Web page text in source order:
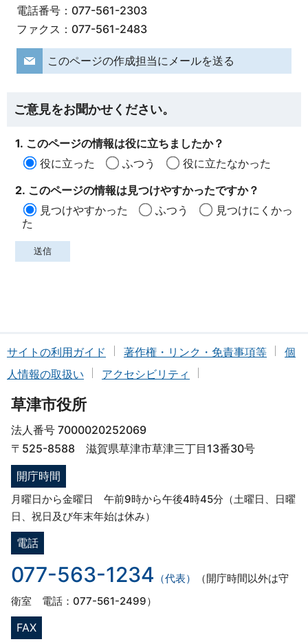
電話番号：077-561-2303
ファクス：077-561-2483
このページの作成担当にメールを送る
ご意見をお聞かせください。
1. このページの情報は役に立ちましたか？
役に立った
ふつう
役に立たなかった
2. このページの情報は見つけやすかったですか？
見つけやすかった
ふつう
見つけにくかっ
た
サイトの利用ガイド 著作権・リンク・免責事項等
個
人情報の取扱い
アクセシビリティ
草津市役所
法人番号 7000020252069
〒525-8588 滋賀県草津市草津三丁目13番30号
開庁時間
月曜日から金曜日 午前9時から午後4時45分（土曜日、日曜
日、祝日及び年末年始は休み）
電話
077-563-1234 （代表）
（開庁時間以外は守
衛室 電話：077-561-2499）
FAX